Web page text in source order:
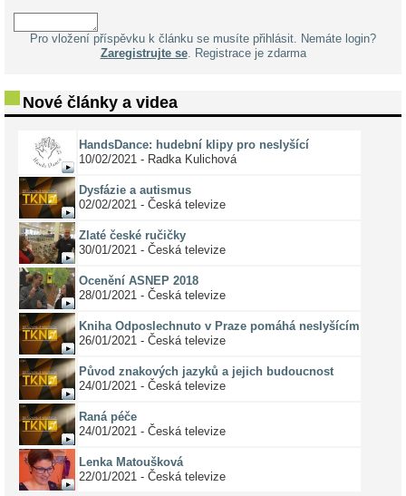
Pro vložení příspěvku k článku se musíte přihlásit. Nemáte login?
Zaregistrujte se. Registrace je zdarma
Nové články a videa
HandsDance: hudební klipy pro neslyšící
10/02/2021 - Radka Kulichová
Dysfázie a autismus
02/02/2021 - Česká televize
Zlaté české ručičky
30/01/2021 - Česká televize
Ocenění ASNEP 2018
28/01/2021 - Česká televize
Kniha Odposlechnuto v Praze pomáhá neslyšícím
26/01/2021 - Česká televize
Původ znakových jazyků a jejich budoucnost
24/01/2021 - Česká televize
Raná péče
24/01/2021 - Česká televize
Lenka Matoušková
22/01/2021 - Česká televize